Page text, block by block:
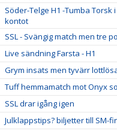
Söder-Telge H1 -Tumba Torsk
kontot
SSL - Svängig match men tre
Live sändning Farsta - H1
Grym insats men tyvärr
Tuff hemmamatch mot Onyx
SSL drar igång igen
Julklappstips? biljetter till SM-